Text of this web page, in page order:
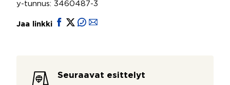
y-tunnus: 3460487-3
Jaa linkki
Seuraavat esittelyt